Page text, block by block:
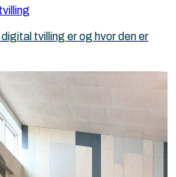
tvilling er og hvor den er